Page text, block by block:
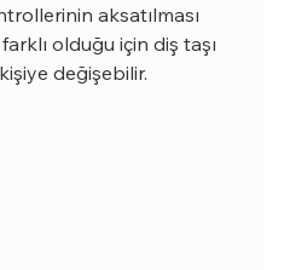
aksatılması
olduğu için diş taşı
değişebilir.